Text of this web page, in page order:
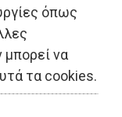
όπως
μπορεί να
τα cookies.